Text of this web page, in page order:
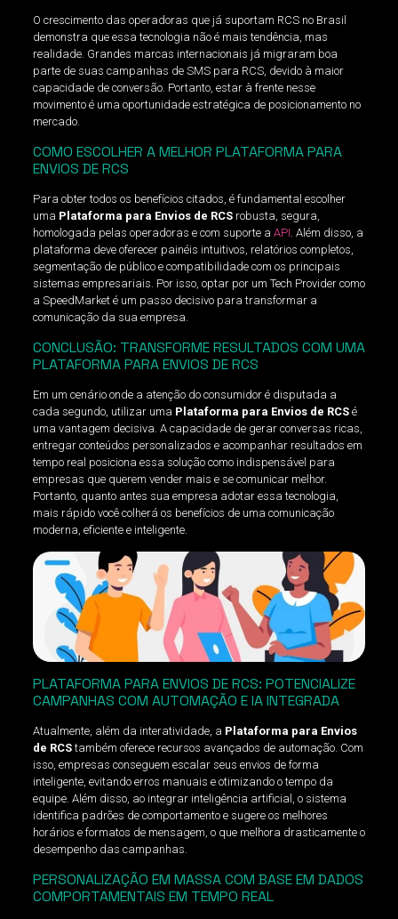
O crescimento das operadoras que já suportam RCS no Brasil
demonstra que essa tecnologia não é mais tendência, mas
realidade. Grandes marcas internacionais já migraram boa
parte de suas campanhas de SMS para RCS, devido à maior
capacidade de conversão. Portanto, estar à frente nesse
movimento é uma oportunidade estratégica de posicionamento no
mercado.
COMO ESCOLHER A MELHOR PLATAFORMA PARA
ENVIOS DE RCS
Para obter todos os benefícios citados, é fundamental escolher
uma Plataforma para Envios de RCSrobusta, segura,
homologada pelas operadoras e com suporte a API . Além disso, a
plataforma deve oferecer painéis intuitivos, relatórios completos,
segmentação de público e compatibilidade com os principais
sistemas empresariais. Por isso, optar por um Tech Provider como
a SpeedMarket é um passo decisivo para transformar a
comunicação da sua empresa.
CONCLUSÃO: TRANSFORME RESULTADOS COM UMA
PLATAFORMA PARA ENVIOS DE RCS
Em um cenário onde a atenção do consumidor é disputada a
cada segundo, utilizar uma Plataforma para Envios de RCSé
uma vantagem decisiva. A capacidade de gerar conversas ricas,
entregar conteúdos personalizados e acompanhar resultados em
tempo real posiciona essa solução como indispensável para
empresas que querem vender mais e se comunicar melhor.
Portanto, quanto antes sua empresa adotar essa tecnologia,
mais rápido você colherá os benefícios de uma comunicação
moderna, eficiente e inteligente.
PLATAFORMA PARA ENVIOS DE RCS: POTENCIALIZE
CAMPANHAS COM AUTOMAÇÃO E IA INTEGRADA
Atualmente, além da interatividade, a Plataforma para Envios
de RCStambém oferece recursos avançados de automação. Com
isso, empresas conseguem escalar seus envios de forma
inteligente, evitando erros manuais e otimizando o tempo da
equipe. Além disso, ao integrar inteligência artificial, o sistema
identifica padrões de comportamento e sugere os melhores
horários e formatos de mensagem, o que melhora drasticamente o
desempenho das campanhas.
PERSONALIZAÇÃO EM MASSA COM BASE EM DADOS
COMPORTAMENTAIS EM TEMPO REAL